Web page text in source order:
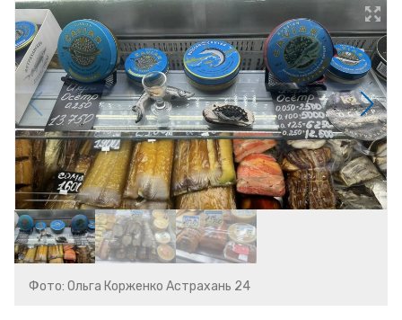
Фото: Ольга Корженко Астрахань 24